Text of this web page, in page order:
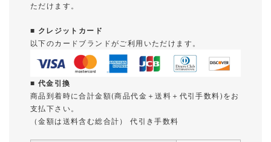
ただけます。
■ クレジットカード
以下のカードブランドがご利用いただけます。
■ 代金引換
商品到着時に合計金額(商品代金＋送料＋代引手数料)をお
支払下さい。
（金額は送料含む総合計） 代引き手数料